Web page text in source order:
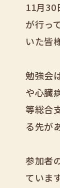
11月30
が行っ
いた皆
勉強会
や心臓
等総合
る先が
参加者
ています